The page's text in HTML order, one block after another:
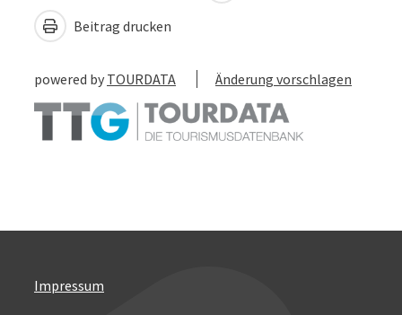
Beitrag drucken
powered by TOURDATA Änderung vorschlagen
Impressum